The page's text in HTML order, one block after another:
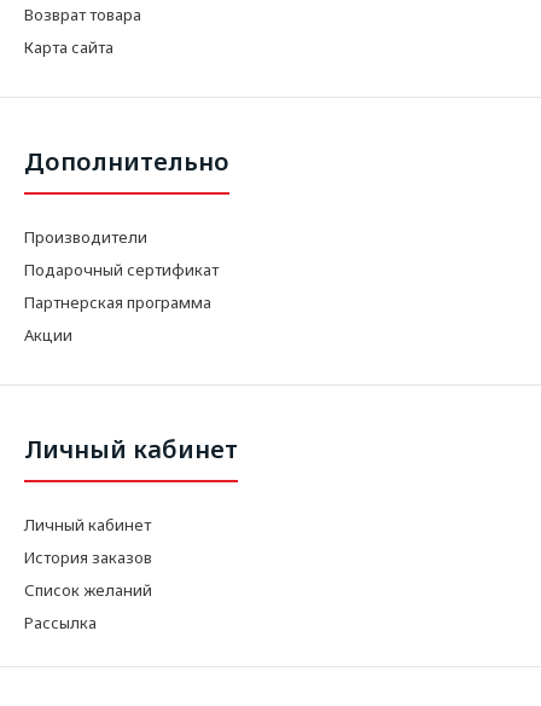
Возврат товара
Карта сайта
Дополнительно
Производители
Подарочный сертификат
Партнерская программа
Акции
Личный кабинет
Личный кабинет
История заказов
Список желаний
Рассылка